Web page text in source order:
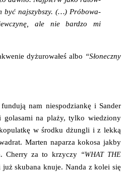
być naj­szyb­szy. (…) Pró­bo­wa­
ale nie bar­dzo mi
dyżu­ro­wa­łeś albo “Sło­necz­ny
nam nie­spo­dzian­kę i San­der
gola­sa­mi na pla­ży, tyl­ko wie­dzio­ny
w środ­ku dżun­gli i z lek­ką
Mar­ten napa­rza koko­sa jak­by
Cher­ry za to krzy­czy “WHAT THE
sku­ba­na knu­je. Nan­da z kolei się